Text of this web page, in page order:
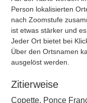
Person lokalisierten
nach Zoomstufe
ist etwas stärker und
Jeder Ort bietet bei
Über den Ortsnamen
ausgelöst werden.
Zitierweise
Copette, Ponce